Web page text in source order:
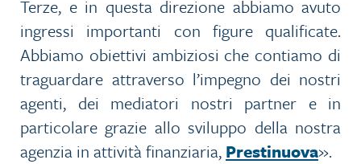
Terze, e in questa direzione abbiamo avuto
ingressi importanti con figure qualificate.
Abbiamo obiettivi ambiziosi che contiamo di
traguardare attraverso l’impegno dei nostri
agenti, dei mediatori nostri partner e in
particolare grazie allo sviluppo della nostra
agenzia in attività finanziaria, Prestinuova».